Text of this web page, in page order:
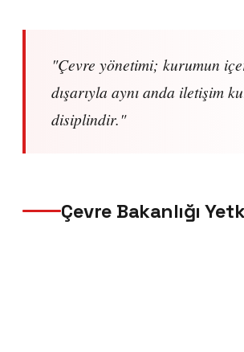
"Çevre yönetimi; kurumun
dışarıyla aynı anda iletişim
disiplindir."
Çevre Bakanlığı